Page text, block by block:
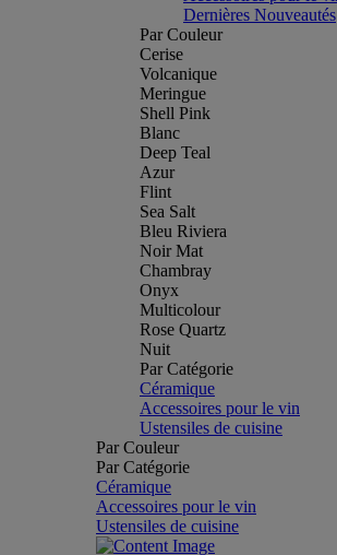
Dernières Nouveautés
Par Couleur
Cerise
Volcanique
Meringue
Shell Pink
Blanc
Deep Teal
Azur
Flint
Sea Salt
Bleu Riviera
Noir Mat
Chambray
Onyx
Multicolour
Rose Quartz
Nuit
Par Catégorie
Céramique
Accessoires pour le vin
Ustensiles de cuisine
Par Couleur
Par Catégorie
Céramique
Accessoires pour le vin
Ustensiles de cuisine